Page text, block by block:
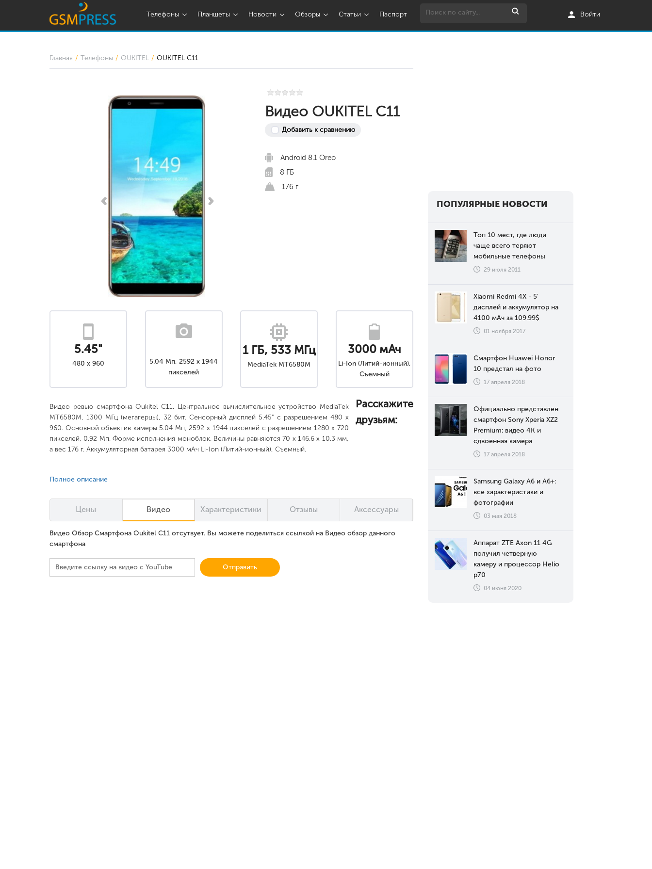
Телефоны Планшеты Новости Обзоры Статьи Паспорт Войти
Главная Телефоны OUKITEL OUKITEL C11
Видео OUKITEL C11
Добавить к сравнению
Android 8.1 Oreo
8 ГБ
176 г
5.45"
480 x 960
5.04 Мп, 2592 x 1944
пикселей
1 ГБ, 533 МГц
MediaTek MT6580M
3000 мАч
Li-Ion (Литий-ионный),
Съемный
Видео ревью смартфона Oukitel C11. Центральное вычислительное устройство MediaTek
MT6580M, 1300 МГц (мегагерцы), 32 бит. Сенсорный дисплей 5.45" с разрешением 480 x
960. Основной объектив камеры 5.04 Мп, 2592 x 1944 пикселей с разрешением 1280 x 720
пикселей, 0.92 Мп. Форме исполнения моноблок. Величины равняются 70 x 146.6 x 10.3 мм,
а вес 176 г. Аккумуляторная батарея 3000 мАч Li-Ion (Литий-ионный), Съемный.
Полное описание
Расскажите
друзьям:
Цены Видео Характеристики Отзывы Аксессуары
Видео Обзор Смартфона Oukitel C11 отсутвует. Вы можете поделиться ссылкой на Видео обзор данного
смартфона
Отправить
ПОПУЛЯРНЫЕ НОВОСТИ
Топ 10 мест, где люди
чаще всего теряют
мобильные телефоны
29 июля 2011
Xiaomi Redmi 4X - 5'
дисплей и аккумулятор на
4100 мАч за 109.99$
01 ноября 2017
Смартфон Huawei Honor
10 предстал на фото
17 апреля 2018
Официально представлен
смартфон Sony Xperia XZ2
Premium: видео 4К и
сдвоенная камера
17 апреля 2018
Samsung Galaxy A6 и A6+:
все характеристики и
фотографии
03 мая 2018
Аппарат ZTE Axon 11 4G
получил четверную
камеру и процессор Helio
p70
04 июня 2020